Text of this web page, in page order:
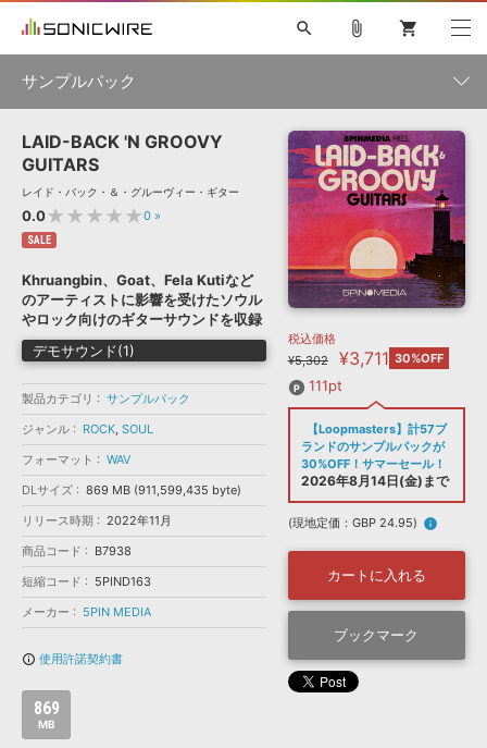
ソフト音源 »
プラグイン・エフェクト »
サンプルパック »
ソフトウェア／ツール »
DAW »
効果音 »
BGM »
キャンペーン »
特集 »
ニュースレター »
SONICWIREブログ »
製品サポート情報 »
DTMガイド »
FAQ »
お問い合わせ »
音楽カード
楽曲配信流通 サービス
無償のサウンド管理ソフト
次世代型 ボーカル・エディタ
APS
SLS
search
初音ミク NT 鏡音リン・レン V4X 巡音ルカ V4X
MEIKO V3
KAITO V3
TOONTRACK
SPITFIRE AUDIO
VIENNA
EZ DRUMMER 3
ライセンスフリーBGM
ボーカル抜き出し
DUBSTEP
MUTANT
ROUTER.FM
SONOCA
ソフト音源 プラグイン・エフェクト
ソフトウェア／ツール DAW 効果音
attach_file shopping_cart
サンプルパック
製品一覧
ジャンル
メーカー
フォーマット
ランキング
LAID-BACK 'N GROOVY
GUITARS
レイド・バック・＆・グルーヴィー・ギター
0.0★★★★★0 »
SALE
Khruangbin、Goat、Fela Kutiなど
のアーティストに影響を受けたソウル
やロック向けのギターサウンドを収録
デモサウンド(1)
製品カテゴリ
サンプルパック
ジャンル
ROCK, SOUL
フォーマット
WAV
DLサイズ
869 MB (911,599,435 byte)
リリース時期
2022年11月
商品コード
B7938
短縮コード
5PIND163
メーカー
5PIN MEDIA
info_outline 使用許諾契約書
869
MB
税込価格
¥5,302
¥3,711 30%OFF
111pt
【Loopmasters】計57ブ
ランドのサンプルパックが
30%OFF！サマーセール！
2026年8月14日(金)まで
(現地定価：GBP 24.95) info
カートに入れる
ブックマーク